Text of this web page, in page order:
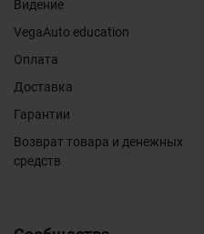
Видение
VegaAuto education
Оплата
Доставка
Гарантии
Возврат товара и денежных
средств